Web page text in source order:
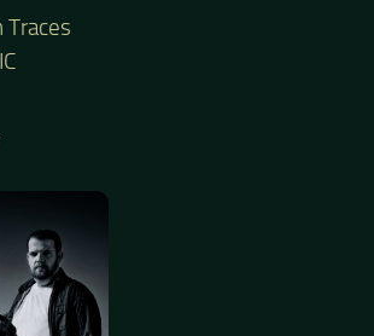
Traces